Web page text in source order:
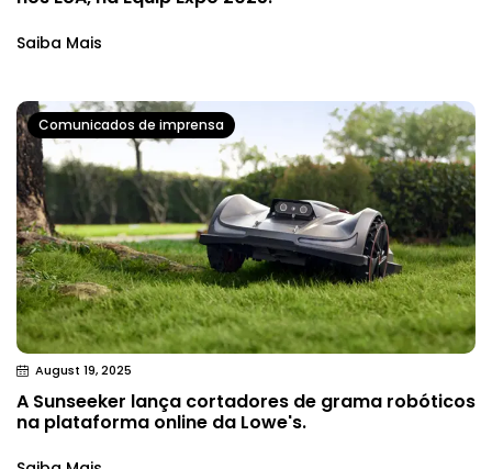
Saiba Mais
Comunicados de imprensa
August 19, 2025
A Sunseeker lança cortadores de grama robóticos
na plataforma online da Lowe's.